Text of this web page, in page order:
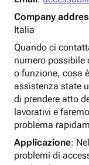
Company
Italia
Quando ci
numero possibile
o funzione, cosa
assistenza state
di prendere atto
lavorativi e
problema
Applicazione:
problemi di